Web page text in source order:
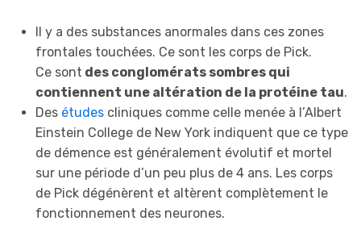
Il y a des substances anormales dans ces zones
frontales touchées. Ce sont les corps de Pick.
Ce sont des conglomérats sombres qui
contiennent une altération de la protéine tau.
Des étudescliniques comme celle menée à l’Albert
Einstein College de New York indiquent que ce type
de démence est généralement évolutif et mortel
sur une période d’un peu plus de 4 ans. Les corps
de Pick dégénèrent et altèrent complètement le
fonctionnement des neurones.